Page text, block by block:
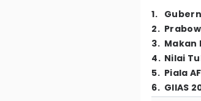
1.
2.
3. Makan
4. Nilai
5. Piala
6. GIIAS